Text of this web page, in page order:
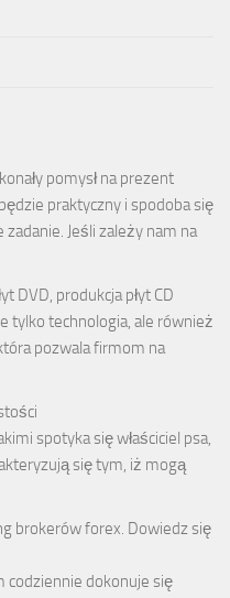
pomysł na prezent
praktyczny i spodoba się
Jeśli zależy nam na
DVD, produkcja płyt CD
tylko technologia, ale również
pozwala firmom na
spotyka się właściciel psa,
się tym, iż mogą
brokerów forex. Dowiedz się
codziennie dokonuje się